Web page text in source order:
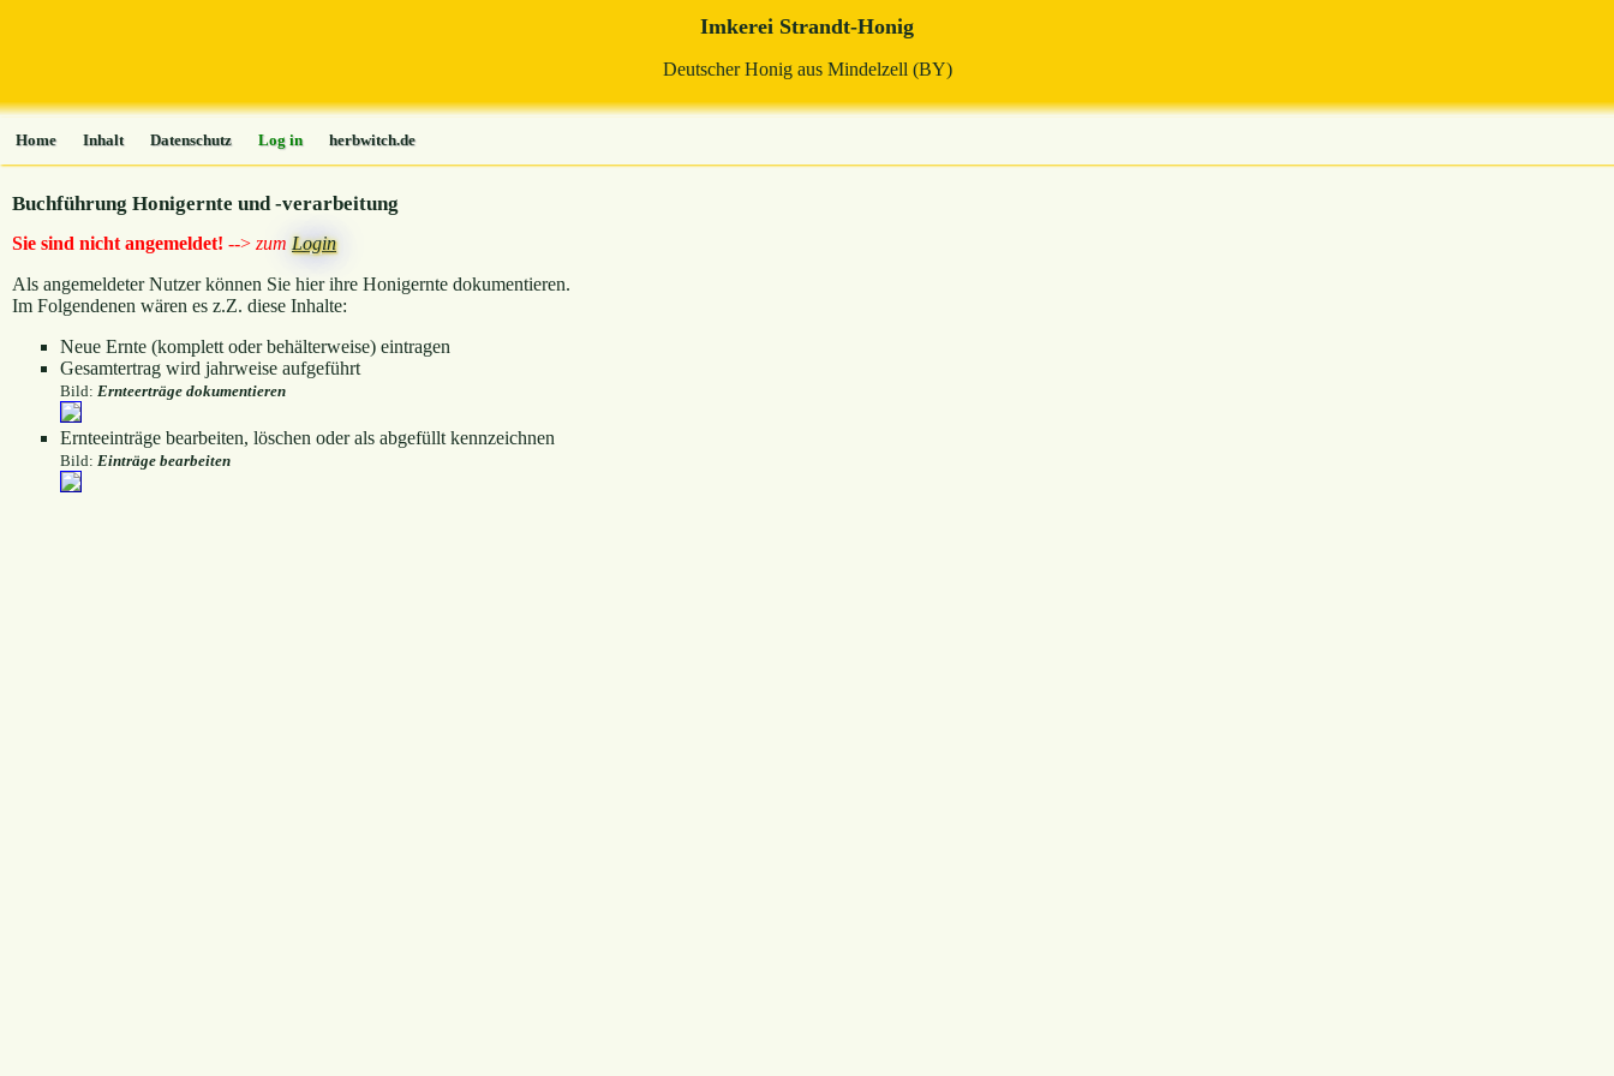
Imkerei Strandt-Honig
Deutscher Honig aus Mindelzell (BY)
Home Inhalt Datenschutz Log in herbwitch.de
Buchführung Honigernte und -verarbeitung
Sie sind nicht angemeldet! --> zumLogin
Als angemeldeter Nutzer können Sie hier ihre Honigernte dokumentieren.
Im Folgendenen wären es z.Z. diese Inhalte:
Neue Ernte (komplett oder behälterweise) eintragen
Gesamtertrag wird jahrweise aufgeführt
Bild: Ernteerträge dokumentieren
Ernteeinträge bearbeiten, löschen oder als abgefüllt kennzeichnen
Bild: Einträge bearbeiten